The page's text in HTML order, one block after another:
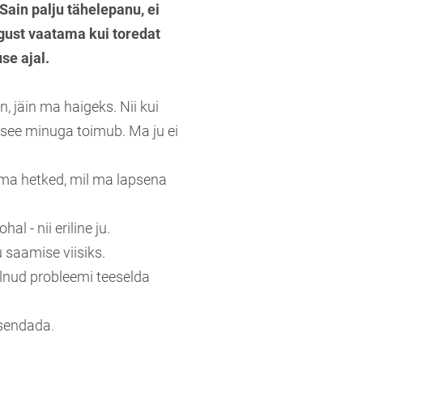
palju tähelepanu, ei
vaatama kui toredat
ajal.
jäin ma haigeks. Nii kui
minuga toimub. Ma ju ei
hetked, mil ma lapsena
- nii eriline ju.
saamise viisiks.
probleemi teeselda